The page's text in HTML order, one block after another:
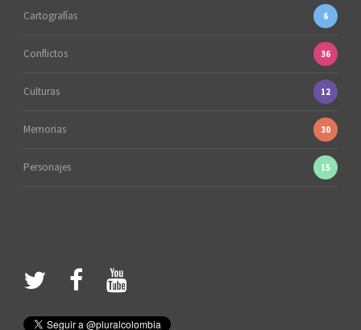
Cartografías 6
Conflictos 36
Culturas 12
Memorias 30
Personajes 15